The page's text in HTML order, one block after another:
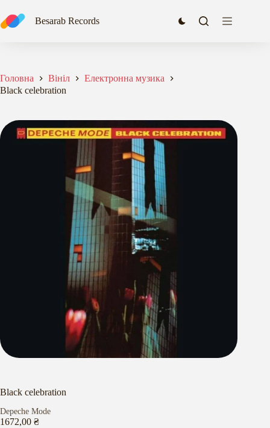
до
вмісту
Besarab Records
Головна Вініл
Електронна музика
Black celebration
Black celebration
Depeche Mode
1672,00 ₴